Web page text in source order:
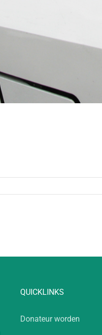
QUICKLINKS
Donateur worden